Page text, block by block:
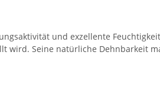
und exzellente
Seine natürliche Dehnbarkeit